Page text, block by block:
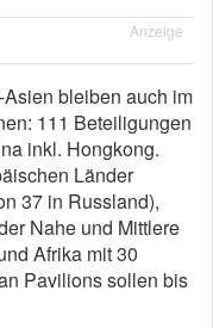
Anzeige
bleiben auch im
111 Beteiligungen
inkl. Hongkong.
Länder
37 in Russland),
Nahe und Mittlere
Afrika mit 30
Pavilions sollen bis